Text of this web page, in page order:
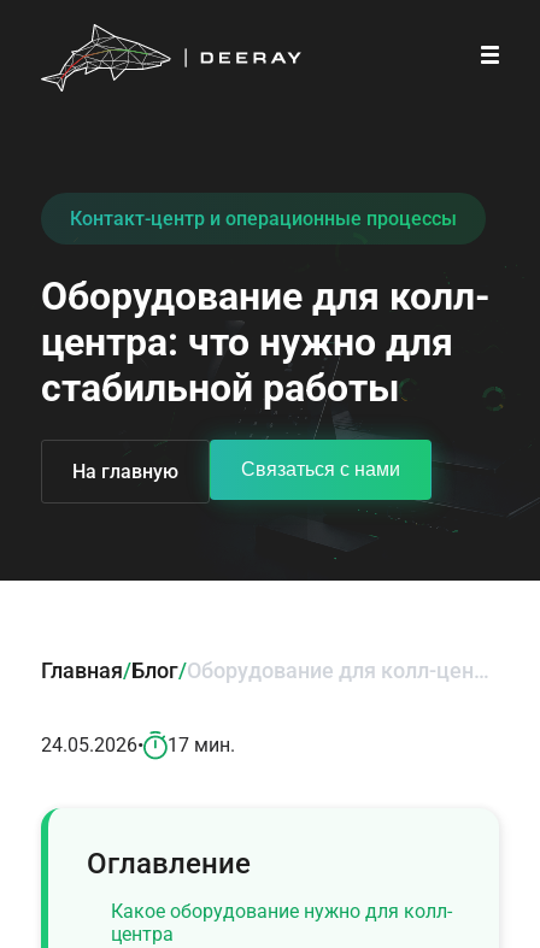
Контакт-центр и операционные процессы
Оборудование для колл-
центра: что нужно для
стабильной работы
На главную Связаться с нами
Главная/Блог/ Оборудование для колл-центра: что нужно для стабильной работы
24.05.2026• 17 мин.
Оглавление
Какое оборудование нужно для колл-
центра